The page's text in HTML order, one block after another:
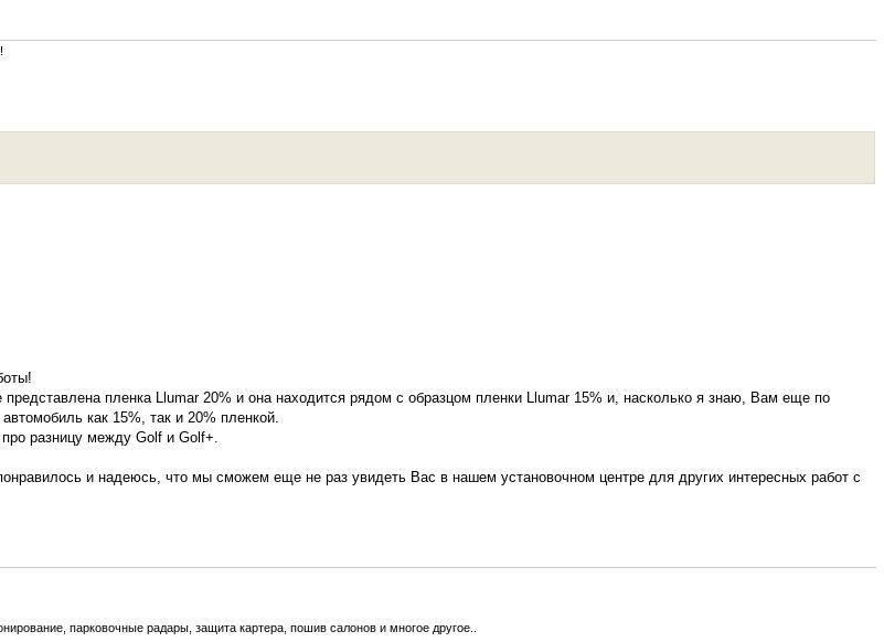
пленка Llumar 20% и она находится рядом с образцом пленки Llumar 15% и, насколько я знаю, Вам еще по
как 15%, так и 20% пленкой.
разницу между Golf и Golf+.
и надеюсь, что мы сможем еще не раз увидеть Вас в нашем установочном центре для других интересных работ с
парковочные радары, защита картера, пошив салонов и многое другое..